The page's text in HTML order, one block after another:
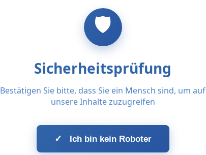
Sicherheitsprüfung
Bestätigen Sie bitte, dass Sie ein Mensch sind, um auf
unsere Inhalte zuzugreifen
✓ Ich bin kein Roboter